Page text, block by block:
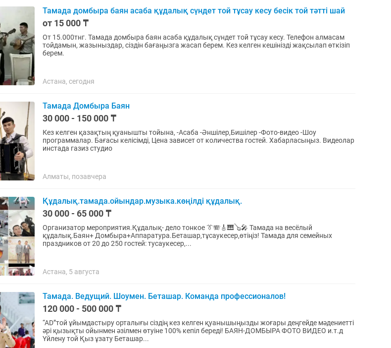
Тамада домбыра баян асаба құдалық сүндет той тұсау кесу бесік той тәтті шай
от 15 000 ₸
От 15.000тнг. Тамада домбыра баян асаба құдалық сүндет той тұсау кесу. Телефон алмасам
тойдамын, жазыныздар, сіздін бағаңызга жасап берем. Кез келген кешінізді жақсылап өткізіп
берем.
Астана, сегодня
Тамада Домбыра Баян
30 000 - 150 000 ₸
Кез келген қазақтың қуанышты тойына, -Асаба -Әншілер,Бишілер -Фото-видео -Шоу
программалар. Бағасы келісімді, Цена зависет от количества гостей. Хабарласыңыз. Видеолар
инстада газиз студио
Алматы, позавчера
Құдалық.тамада.ойындар.музыка.көңілді құдалық.
30 000 - 65 000 ₸
Организатор мероприятия.Құдалық- дело тонкое 👔🪗🎸🎹🪕🎤 Тамада на весёлый
құдалық.Баян+ Домбыра+Аппаратура.Беташар,тұсаукесер,өтіңіз! Тамада для семейных
праздников от 20 до 250 гостей: тусаукесер,...
Астана, 5 августа
Тамада. Ведущий. Шоумен. Беташар. Команда профессионалов!
120 000 - 500 000 ₸
“AD”той ұйымдастыру орталығы сіздің кез келген қуанышыңызды жоғары деңгейде мәдениетті
әрі қызықты ойынмен әзілмен өтуіне 100% кепіл береді! БАЯН-ДОМБЫРА ФОТО ВИДЕО и.т.д
Үйлену той Қыз ұзату Беташар...